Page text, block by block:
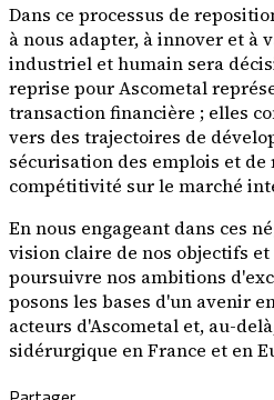
Dans ce processus de
à nous adapter, à innover et à
industriel et humain sera
reprise pour Ascometal
transaction financière ; elles
vers des trajectoires de
sécurisation des emplois et
compétitivité sur le marché
En nous engageant dans ces
vision claire de nos objectifs
poursuivre nos ambitions
posons les bases d'un avenir
acteurs d'Ascometal et, au-
sidérurgique en France et en